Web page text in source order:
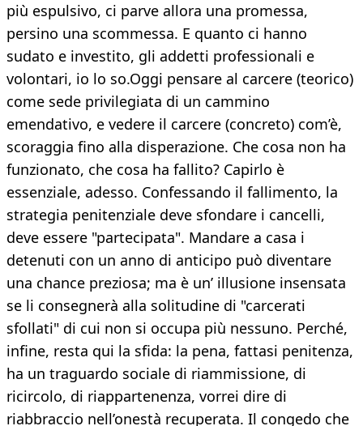
più espulsivo, ci parve allora una promessa,
persino una scommessa. E quanto ci hanno
sudato e investito, gli addetti professionali e
volontari, io lo so.Oggi pensare al carcere (teorico)
come sede privilegiata di un cammino
emendativo, e vedere il carcere (concreto) com’è,
scoraggia fino alla disperazione. Che cosa non ha
funzionato, che cosa ha fallito? Capirlo è
essenziale, adesso. Confessando il fallimento, la
strategia penitenziale deve sfondare i cancelli,
deve essere "partecipata". Mandare a casa i
detenuti con un anno di anticipo può diventare
una chance preziosa; ma è un’ illusione insensata
se li consegnerà alla solitudine di "carcerati
sfollati" di cui non si occupa più nessuno. Perché,
infine, resta qui la sfida: la pena, fattasi penitenza,
ha un traguardo sociale di riammissione, di
ricircolo, di riappartenenza, vorrei dire di
riabbraccio nell’onestà recuperata. Il congedo che